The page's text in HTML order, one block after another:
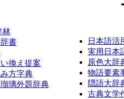
林
書
換え提案
方字典
璃外題辞典
日本語活
実用日本
原色大辞
物語要素
隠語大辞
古典文学